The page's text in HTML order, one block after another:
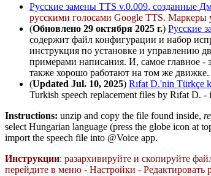
Русские замены TTS v.0.009, созданные
русскими голосами Google TTS. Маркеры
(Обновлено 29 октября 2025 г.) Русские
содержит файл конфигурации и набор
инструкция по установке и управлению
примерами написания. И, самое главное -
также хорошо работают на том же
(Updated Jul. 10, 2025) Rıfat D.'nin Türkçe
Turkish speech replacement files by Rıfat D.
Instructions: unzip and copy the file found inside,
select Hungarian language (press the globe icon at
import the speech file into @Voice app.
Инструкции: разархивируйте и скопируйте
перейдите в меню - Настройки - Редактировать